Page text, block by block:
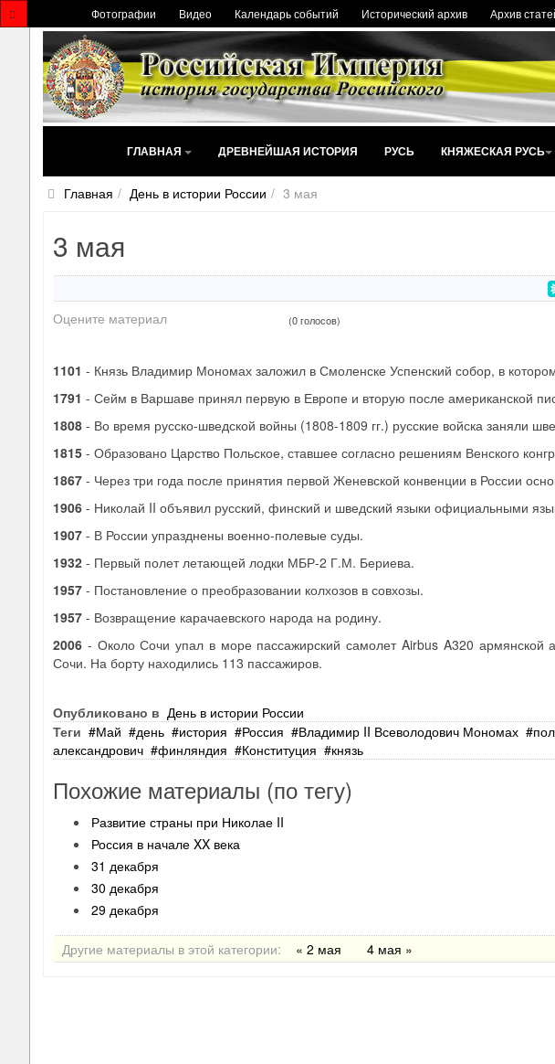
Фотографии Видео Календарь событий Исторический архив Архив
ГЛАВНАЯ ДРЕВНЕЙШАЯ ИСТОРИЯ РУСЬ КНЯЖЕСКАЯ РУСЬ
Главная День в истории России 3 мая
3 мая
Оцените материал (0 голосов)
1101 - Князь Владимир Мономах заложил в Смоленске Успенский собор, в
1791 - Сейм в Варшаве принял первую в Европе и вторую после американской
1808 - Во время русско-шведской войны (1808-1809 гг.) русские войска заняли
1815 - Образовано Царство Польское, ставшее согласно решениям Венского
1867 - Через три года после принятия первой Женевской конвенции в России
1906 - Николай II объявил русский, финский и шведский языки официальными
1907 - В России упразднены военно-полевые суды.
1932 - Первый полет летающей лодки МБР-2 Г.М. Бериева.
1957 - Постановление о преобразовании колхозов в совхозы.
1957 - Возвращение карачаевского народа на родину.
2006 - Около Сочи упал в море пассажирский самолет Airbus A320
Сочи. На борту находились 113 пассажиров.
Опубликовано в День в истории России
Теги
Май день история Россия Владимир II Всеволодович Мономах
александрович
финляндия Конституция князь
Похожие материалы (по тегу)
Развитие страны при Николае II
Россия в начале XX века
31 декабря
30 декабря
29 декабря
Другие материалы в этой категории: « 2 мая 4 мая »